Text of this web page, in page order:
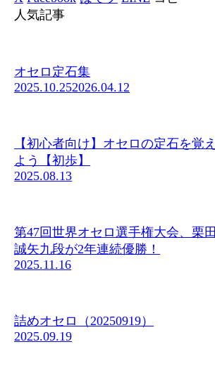
人気記事
オセロ定石集
2025.10.252026.04.12
【初心者向け】オセロの定石を覚え
よう【初歩】
2025.08.13
第47回世界オセロ選手権大会、栗田
誠矢九段が2年連続優勝！
2025.11.16
詰めオセロ（20250919）
2025.09.19